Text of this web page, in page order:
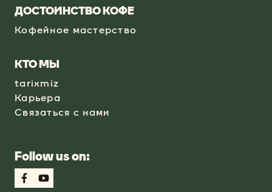
ДОСТОИНСТВО КОФЕ
Кофейное мастерство
КТО МЫ
tarixmiz
Карьера
Связаться с нами
Follow us on: